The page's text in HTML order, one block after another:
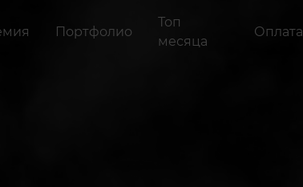
Портфолио
Топ
месяца
Оплата